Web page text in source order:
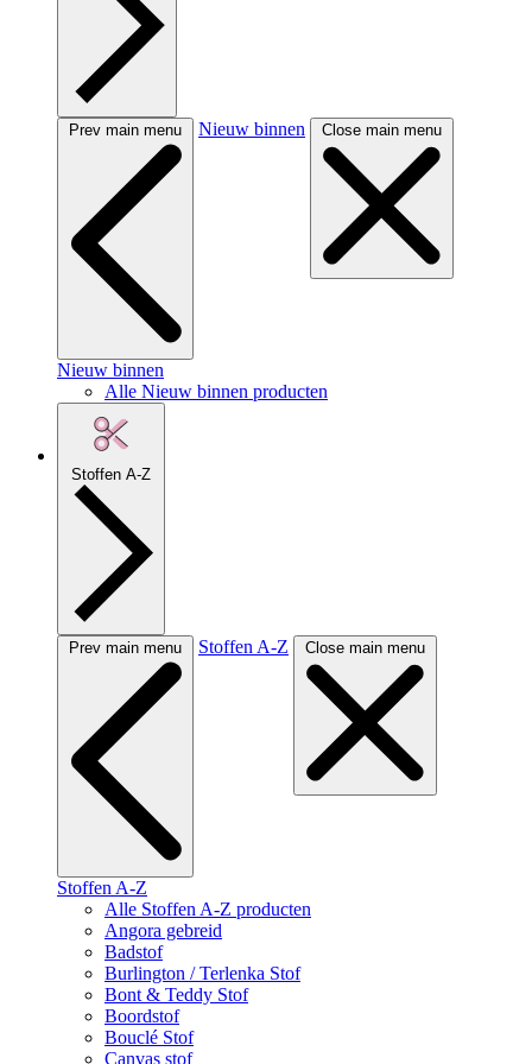
Prev main menu Nieuw binnen Close main menu
Nieuw binnen
Alle Nieuw binnen producten
Stoffen A-Z
Prev main menu Stoffen A-Z Close main menu
Stoffen A-Z
Alle Stoffen A-Z producten
Angora gebreid
Badstof
Burlington / Terlenka Stof
Bont & Teddy Stof
Boordstof
Bouclé Stof
Canvas stof